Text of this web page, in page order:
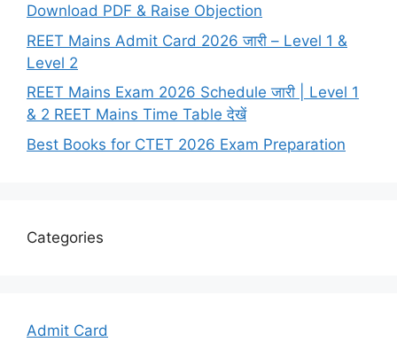
Download PDF & Raise Objection
REET Mains Admit Card 2026 जारी – Level 1 &
Level 2
REET Mains Exam 2026 Schedule जारी | Level 1
& 2 REET Mains Time Table देखें
Best Books for CTET 2026 Exam Preparation
Categories
Admit Card